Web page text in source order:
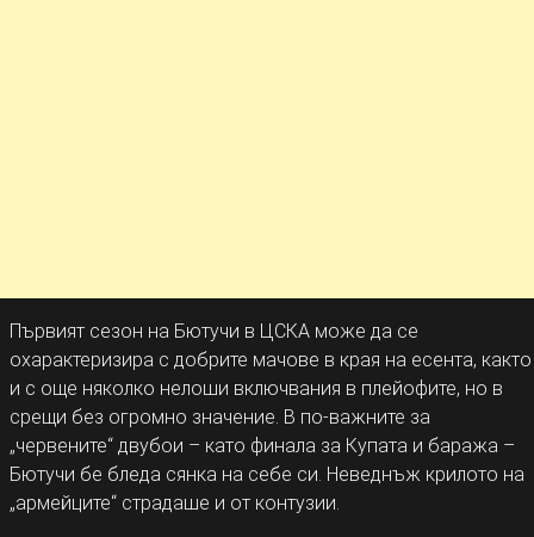
Първият сезон на Бютучи в ЦСКА може да се
охарактеризира с добрите мачове в края на есента, както
и с още няколко нелоши включвания в плейофите, но в
срещи без огромно значение. В по-важните за
„червените“ двубои – като финала за Купата и баража –
Бютучи бе бледа сянка на себе си. Неведнъж крилото на
„армейците“ страдаше и от контузии.